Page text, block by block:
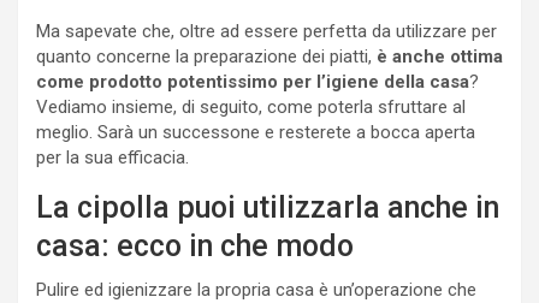
Ma sapevate che, oltre ad essere perfetta da utilizzare per
quanto concerne la preparazione dei piatti, è anche ottima
come prodotto potentissimo per l’igiene della casa?
Vediamo insieme, di seguito, come poterla sfruttare al
meglio. Sarà un successone e resterete a bocca aperta
per la sua efficacia.
La cipolla puoi utilizzarla anche in
casa: ecco in che modo
Pulire ed igienizzare la propria casa è un’operazione che